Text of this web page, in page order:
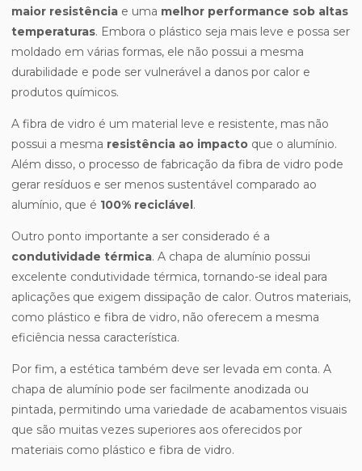
maior resistência e uma melhor performance sob altas
temperaturas. Embora o plástico seja mais leve e possa ser
moldado em várias formas, ele não possui a mesma
durabilidade e pode ser vulnerável a danos por calor e
produtos químicos.
A fibra de vidro é um material leve e resistente, mas não
possui a mesma resistência ao impacto que o alumínio.
Além disso, o processo de fabricação da fibra de vidro pode
gerar resíduos e ser menos sustentável comparado ao
alumínio, que é 100% reciclável .
Outro ponto importante a ser considerado é a
condutividade térmica. A chapa de alumínio possui
excelente condutividade térmica, tornando-se ideal para
aplicações que exigem dissipação de calor. Outros materiais,
como plástico e fibra de vidro, não oferecem a mesma
eficiência nessa característica.
Por fim, a estética também deve ser levada em conta. A
chapa de alumínio pode ser facilmente anodizada ou
pintada, permitindo uma variedade de acabamentos visuais
que são muitas vezes superiores aos oferecidos por
materiais como plástico e fibra de vidro.